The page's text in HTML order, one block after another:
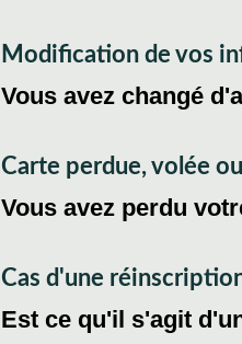
Modification de vos
Vous avez changé
Carte perdue, volée
Vous avez perdu
Cas d'une
Est ce qu'il s'agit